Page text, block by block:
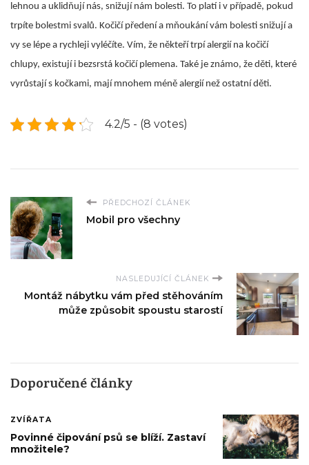
lehnou a uklidňují nás, snižují nám bolesti. To platí i v případě, pokud
trpíte bolestmi svalů. Kočičí předení a mňoukání vám bolesti snižují a
vy se lépe a rychleji vyléčíte. Vím, že někteří trpí alergií na kočičí
chlupy, existují i bezsrstá kočičí plemena. Také je známo, že děti, které
vyrůstají s kočkami, mají mnohem méně alergií než ostatní děti.
4.2/5 - (8 votes)
PŘEDCHOZÍ ČLÁNEK
Mobil pro všechny
NASLEDUJÍCÍ ČLÁNEK
Montáž nábytku vám před stěhováním
může způsobit spoustu starostí
Doporučené články
ZVÍŘATA
Povinné čipování psů se blíží. Zastaví
množitele?